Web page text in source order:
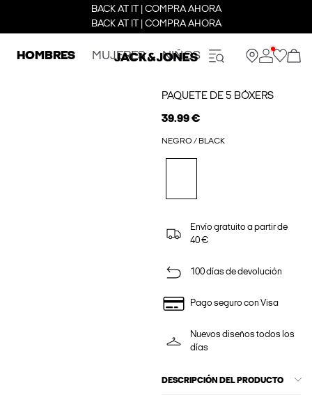
BACK AT IT | COMPRA AHORA
BACK AT IT | COMPRA AHORA
HOMBRES MUJERES NIÑOS
PAQUETE DE 5 BÓXERS
39.99 €
NEGRO / BLACK
Envío gratuito a partir de
40 €
100 días de devolución
Pago seguro con Visa
Nuevos diseños todos los
días
DESCRIPCIÓN DEL PRODUCTO